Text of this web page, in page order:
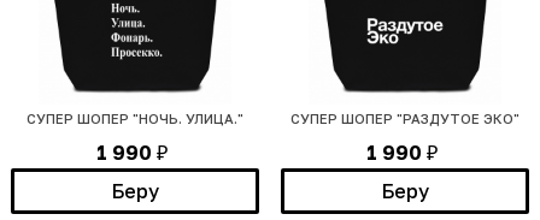
СУПЕР ШОПЕР "НОЧЬ. УЛИЦА."
1 990 ₽
Беру
СУПЕР ШОПЕР "РАЗДУТОЕ ЭКО"
1 990 ₽
Беру